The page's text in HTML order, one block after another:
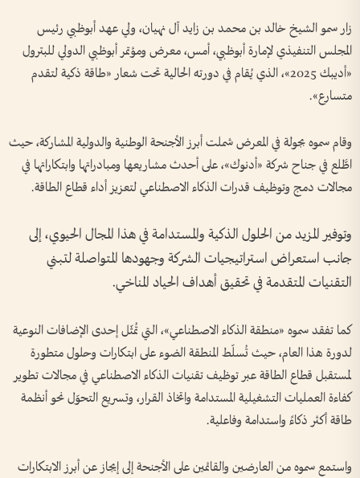
زار سمو الشيخ خالد بن محمد بن زايد آل نهيان، ولي عهد أبوظبي رئيس
المجلس التنفيذي لإمارة أبوظبي، أمس، معرض ومؤتمر أبوظبي الدولي للبترول
«أديبك 2025»، الذي يُقام في دورته الحالية تحت شعار «طاقة ذكية لتقدم
متسارع».
وقام سموه بجولة في المعرض شملت أبرز الأجنحة الوطنية والدولية المشاركة، حيث
اطَّلع في جناح شركة «أدنوك»، على أحدث مشاريعها ومبادراتها وابتكاراتها في
مجالات دمج وتوظيف قدرات الذكاء الاصطناعي لتعزيز أداء قطاع الطاقة.
وتوفير المزيد من الحلول الذكية والمستدامة في هذا المجال الحيوي، إلى
جانب استعراض استراتيجيات الشركة وجهودها المتواصلة لتبني
التقنيات المتقدمة في تحقيق أهداف الحياد المناخي.
كما تفقد سموه «منطقة الذكاء الاصطناعي»، التي تُمثّل إحدى الإضافات النوعية
لدورة هذا العام، حيث تُسلّط المنطقة الضوء على ابتكارات وحلول متطورة
لمستقبل قطاع الطاقة عبر توظيف تقنيات الذكاء الاصطناعي في مجالات تطوير
كفاءة العمليات التشغيلية المستدامة واتخاذ القرار، وتسريع التحوّل نحو أنظمة
طاقة أكثر ذكاءً واستدامة وفاعلية.
واستمع سموه من العارضين والقائمين على الأجنحة إلى إيجاز عن أبرز الابتكارات